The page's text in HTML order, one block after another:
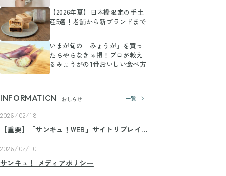
【2026年夏】日本橋限定の手土
産5選！老舗から新ブランドまで
いまが旬の「みょうが」を買っ
たらやらなきゃ損！プロが教え
るみょうがの1番おいしい食べ方
INFORMATION おしらせ 一覧
2026/02/18
【重要】「サンキュ！WEB」サイトリプレイ
2026/02/10
サンキュ！ メディアポリシー